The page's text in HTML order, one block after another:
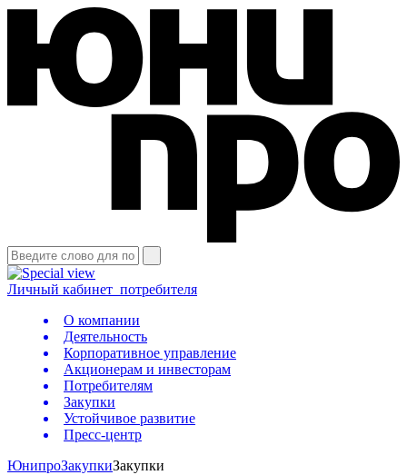
Личный кабинет потребителя
О компании
Деятельность
Корпоративное управление
Акционерам и инвесторам
Потребителям
Закупки
Устойчивое развитие
Пресс-центр
ЮнипроЗакупкиЗакупки